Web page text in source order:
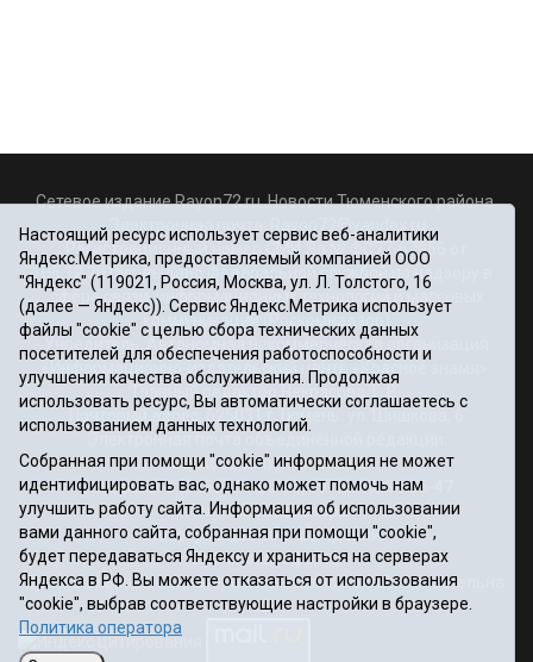
Сетевое издание Rayon72.ru. Новости Тюменского района.
Rayon72@yandex.ru
Регистрационный номер СМИ Эл № ФС77-67956 от
06.12.2016г., выдано Федеральной службой по надзору в
сфере связи, информационных технологий и массовых
коммуникаций (Роскомнадзор)
Учредитель: Автономная некоммерческая организация
«Информационно-издательский центр «Красное знамя».
Главный редактор Некрасова Т. В.
Почтовый адрес: 625031 г.Тюмень. ул. Шишкова, 6
Электронная почта объединенной редакции:
krasnoeznam@rambler.ru
Телефоны 8 (3452) 34-80-60, 69-56-73, 69-56-47
Политика оператора
Информация об учреждении
Публичная оферта
При использовании материалов ссылка на сайт обязательна.
12+
Настоящий ресурс использует сервис веб-аналитики
Яндекс.Метрика, предоставляемый компанией ООО
"Яндекс" (119021, Россия, Москва, ул. Л. Толстого, 16
(далее — Яндекс)). Сервис Яндекс.Метрика использует
файлы "cookie" с целью сбора технических данных
посетителей для обеспечения работоспособности и
улучшения качества обслуживания. Продолжая
использовать ресурс, Вы автоматически соглашаетесь с
использованием данных технологий.
Собранная при помощи "cookie" информация не может
идентифицировать вас, однако может помочь нам
улучшить работу сайта. Информация об использовании
вами данного сайта, собранная при помощи "cookie",
будет передаваться Яндексу и храниться на серверах
Яндекса в РФ. Вы можете отказаться от использования
"cookie", выбрав соответствующие настройки в браузере.
Политика оператора